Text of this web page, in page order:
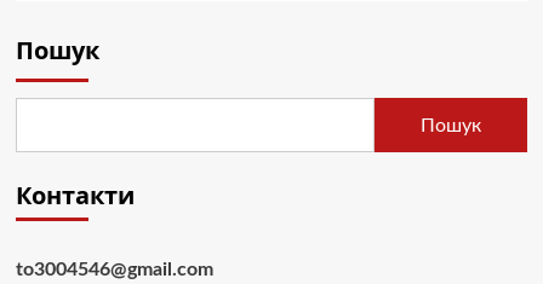
Пошук
Пошук
Контакти
to3004546@gmail.com